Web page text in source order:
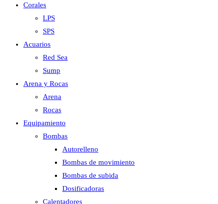
Corales
LPS
SPS
Acuarios
Red Sea
Sump
Arena y Rocas
Arena
Rocas
Equipamiento
Bombas
Autorelleno
Bombas de movimiento
Bombas de subida
Dosificadoras
Calentadores